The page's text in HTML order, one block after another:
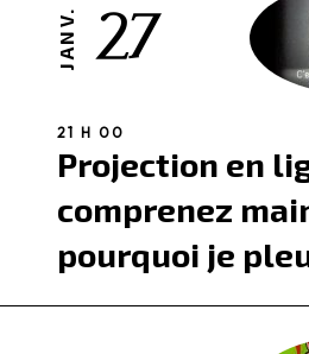
JANV. 27
21 H 00
Projection en
comprenez
pourquoi je